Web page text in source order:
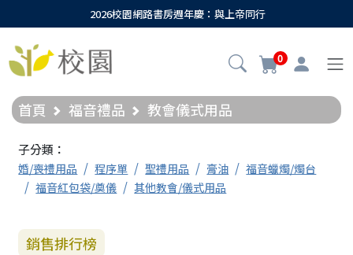
2026校園網路書房週年慶：與上帝同行
0
首頁 福音禮品 教會儀式用品
子分類：
婚/喪禮用品 程序單 聖禮用品 膏油
福音蠟燭/燭台
福音紅包袋/奠儀
其他教會/儀式用品
銷售排行榜